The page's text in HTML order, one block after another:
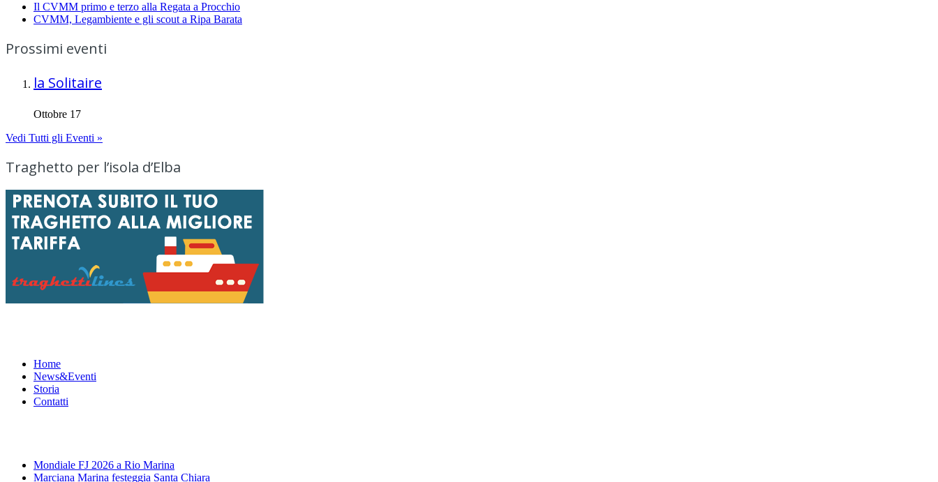
Il CVMM primo e terzo alla Regata a Procchio
CVMM, Legambiente e gli scout a Ripa Barata
Prossimi eventi
la Solitaire
Ottobre 17
Vedi Tutti gli Eventi »
Traghetto per l’isola d’Elba
Home
News&Eventi
Storia
Contatti
Mondiale FJ 2026 a Rio Marina
Marciana Marina festeggia Santa Chiara